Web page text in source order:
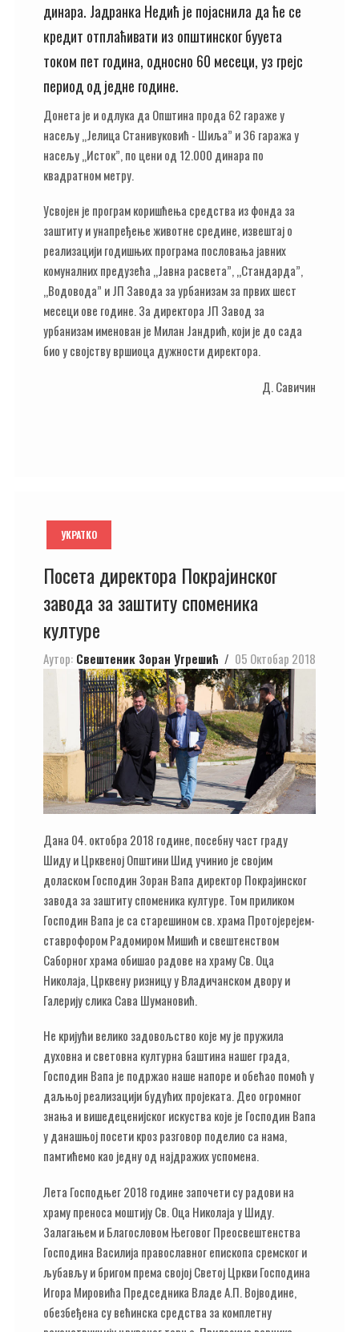
динара. Јадранка Недић је појаснила да ће се
кредит отплаћивати из општинског буyета
током пет година, односно 60 месеци, уз грејс
период од једне године.
Донета је и одлука да Општина прода 62 гараже у
насељу „Јелица Станивуковић - Шиља” и 36 гаража у
насељу „Исток”, по цени од 12.000 динара по
квадратном метру.
Усвојен је програм коришћења средства из фонда за
заштиту и унапређење животне средине, извештај о
реализацији годишњих програма пословања јавних
комуналних предузећа „Јавна расвета”, „Стандарда”,
„Водовода” и ЈП Завода за урбанизам за првих шест
месеци ове године. За директора ЈП Завод за
урбанизам именован је Милан Јандрић, који је до сада
био у својству вршиоца дужности директора.
Д. Савичин
УКРАТКО
Посета директора Покрајинског
завода за заштиту споменика
културе
Аутор: Свештеник Зоран Угрешић 05 Октобар 2018
Дана 04. октобра 2018 године, посебну част граду
Шиду и Црквеној Општини Шид учинио је својим
доласком Господин Зоран Вапа директор Покрајинског
завода за заштиту споменика културе. Том приликом
Господин Вапа је са старешином св. храма Протојерејем-
ставрофором Радомиром Мишић и свештенством
Саборног храма обишао радове на храму Св. Оца
Николаја, Црквену ризницу у Владичанском двору и
Галерију слика Сава Шумановић.
Не кријући велико задовољство које му је пружила
духовна и световна културна баштина нашег града,
Господин Вапа је подржао наше напоре и обећао помоћ у
даљњој реализацији будућих пројеката. Део огромног
знања и вишедеценијског искуства које је Господин Вапа
у данашњој посети кроз разговор поделио са нама,
памтићемо као једну од најдражих успомена.
Лета Господњег 2018 године започети су радови на
храму преноса моштију Св. Оца Николаја у Шиду.
Залагањем и Благословом Његовог Преосвештенства
Господина Василија православног епископа сремског и
љубављу и бригом према својој Светој Цркви Господина
Игора Мировића Председника Владе А.П. Војводине,
обезбеђена су већинска средства за комплетну